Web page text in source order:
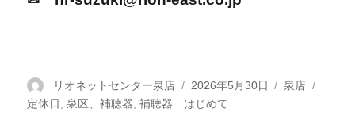
投
稿
リオネットセンター泉店
投
稿
2026年5月30日
カ
泉店
定休日 泉区、補聴器 ,補聴器 はじめて